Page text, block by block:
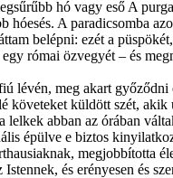
hó vagy eső A
hóesés. A paradicsomba
belépni: ezét a
római özvegyét – és
lévén, meg akart győződni
követeket küldött szét, akik
lelkek abban az órában
épülve e biztos
megjobbította
és erényesen és